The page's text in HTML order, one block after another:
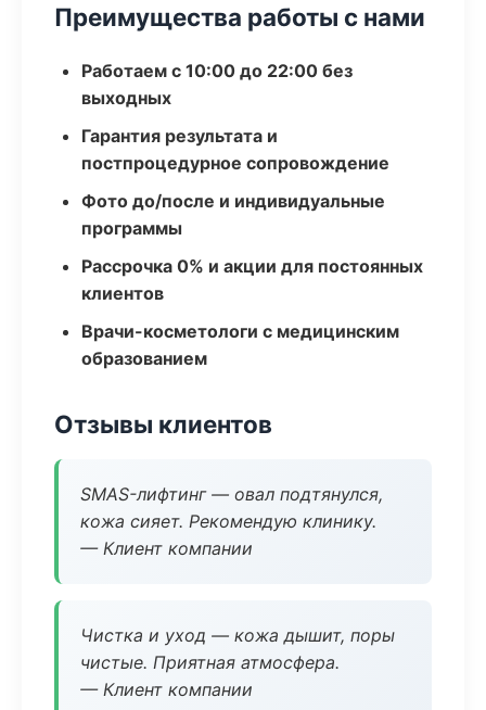
Преимущества работы с нами
Работаем с 10:00 до 22:00 без
выходных
Гарантия результата и
постпроцедурное сопровождение
Фото до/после и индивидуальные
программы
Рассрочка 0% и акции для постоянных
клиентов
Врачи-косметологи с медицинским
образованием
Отзывы клиентов
SMAS-лифтинг — овал подтянулся,
кожа сияет. Рекомендую клинику.
— Клиент компании
Чистка и уход — кожа дышит, поры
чистые. Приятная атмосфера.
— Клиент компании